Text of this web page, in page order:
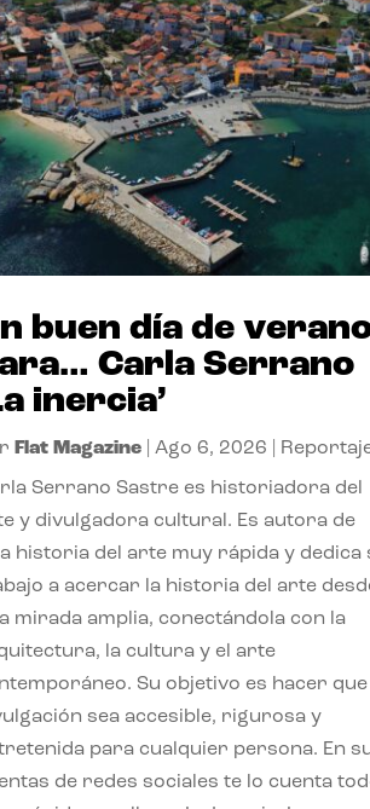
buen día de
Carla Serrano
inercia’
Flat Magazine| Ago 6, 2026
Serrano Sastre es historiadora del
y divulgadora cultural. Es autora de
historia del arte muy rápida y dedica
a acercar la historia del arte
mirada amplia, conectándola con la
la cultura y el arte
Su objetivo es hacer que
sea accesible, rigurosa y
para cualquier persona. En
de redes sociales te lo cuenta